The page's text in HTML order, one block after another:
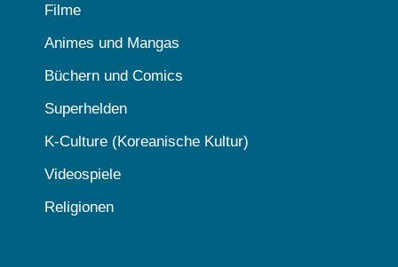
Filme
Animes und Mangas
Büchern und Comics
Superhelden
K-Culture (Koreanische Kultur)
Videospiele
Religionen